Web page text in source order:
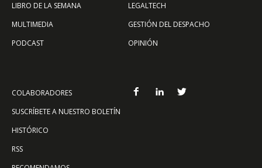
LIBRO DE LA SEMANA
MULTIMEDIA
PODCAST
LEGALTECH
GESTIÓN DEL DESPACHO
OPINIÓN
COLABORADORES
SUSCRÍBETE A NUESTRO BOLETÍN
HISTÓRICO
RSS